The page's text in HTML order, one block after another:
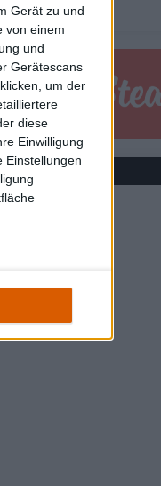
Gerät zu und
von einem
und
Gerätescans
um der
diese
Einwilligung
Einstellungen